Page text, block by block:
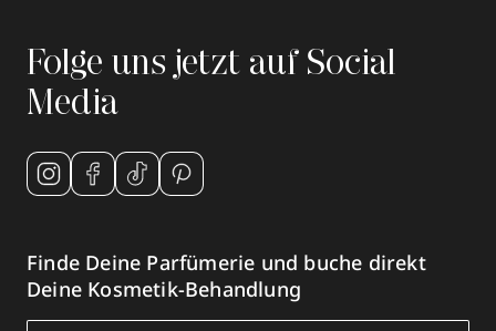
Folge uns jetzt auf Social
Media
Finde Deine Parfümerie und buche direkt
Deine Kosmetik-Behandlung